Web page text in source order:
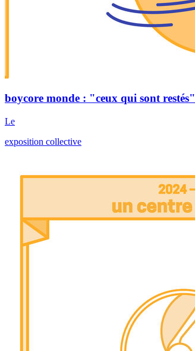
boycore monde : "ceux qui sont restés"
Le
exposition collective